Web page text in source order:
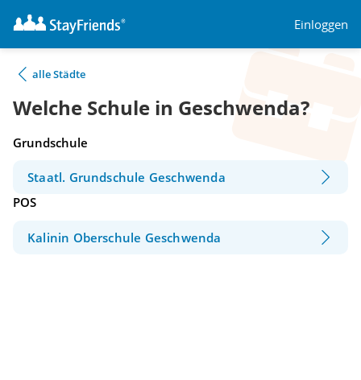
Einloggen
alle Städte
Welche Schule in Geschwenda?
Grundschule
Staatl. Grundschule Geschwenda
POS
Kalinin Oberschule Geschwenda